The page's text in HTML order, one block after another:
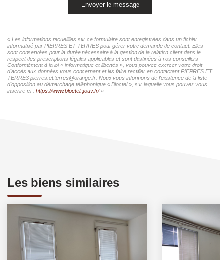
Envoyer le message
« Les informations recueillies sur ce formulaire sont enregistrées dans un fichier
informatisé par PIERRES ET TERRES pour gérer votre demande de contact. Elles
sont conservées pour la durée nécessaire à la gestion de la relation client dans le
respect des prescriptions légales applicables et sont destinées à nos conseillers
Conformément à la loi « informatique et libertés », vous pouvez exercer votre droit
d'accès aux données vous concernant et les faire rectifier en contactant PIERRES ET
TERRES pierres.et.terres@orange.fr. Nous vous informons de l'existence de la liste
d'opposition au démarchage téléphonique « Bloctel », sur laquelle vous pouvez vous
inscrire ici : https://www.bloctel.gouv.fr/»
Les biens similaires